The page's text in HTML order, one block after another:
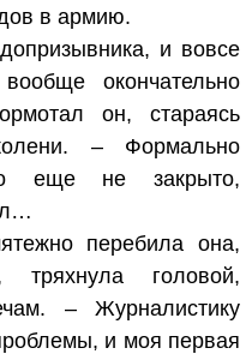
в армию.
и вовсе
окончательно
он, стараясь
– Формально
еще не закрыто,
перебила она,
тряхнула головой,
– Журналистику
и моя первая